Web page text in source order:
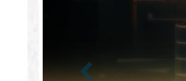
Zurück